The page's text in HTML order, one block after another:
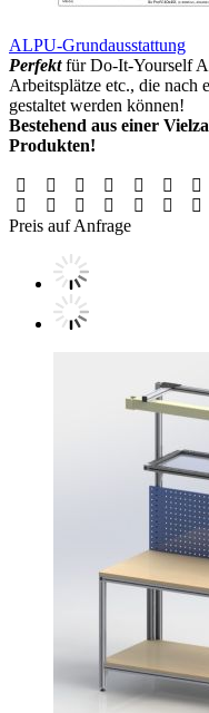
ALPU-Grundausstattung
Perfektfür Do-It-Yourself
Arbeitsplätze etc., die nach
gestaltet werden können!
Bestehend aus einer
Produkten!
Preis auf Anfrage